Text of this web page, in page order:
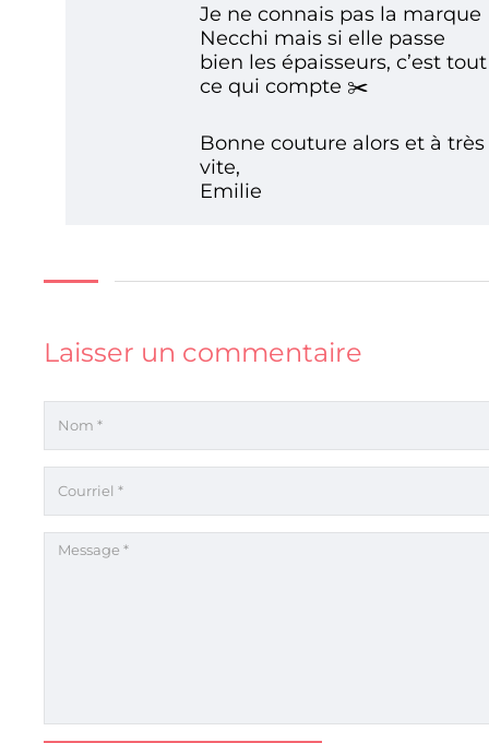
Je ne connais pas la marque
Necchi mais si elle passe
bien les épaisseurs, c’est tout
ce qui compte ✂️
Bonne couture alors et à très
vite,
Emilie
Laisser un commentaire